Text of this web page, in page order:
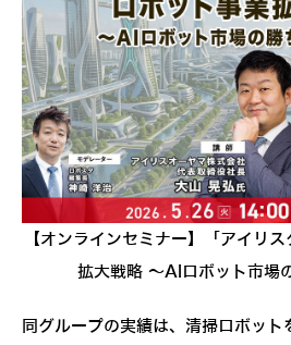
【オンラインセミナー】「アイリ
拡大戦略 ～AIロボット市場
同グループの実績は、清掃ロボッ